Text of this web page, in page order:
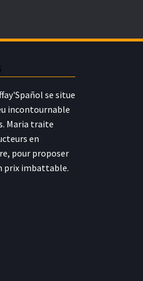
se situe
incontournable
Maria traite
en
pour proposer
prix imbattable.